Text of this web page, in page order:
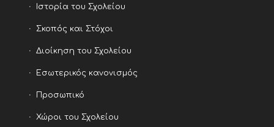
Ιστορία του Σχολείου
Σκοπός και Στόχοι
Διοίκηση του Σχολείου
Εσωτερικός κανονισμός
Προσωπικό
Χώροι του Σχολείου